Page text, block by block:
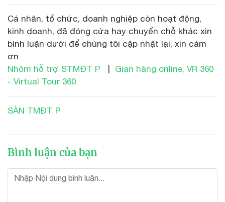
Cá nhân, tổ chức, doanh nghiệp còn hoạt động,
kinh doanh, đã đóng cửa hay chuyển chỗ khác xin
bình luận dưới để chúng tôi cập nhật lại, xin cám
ơn
Nhóm hỗ trợ STMĐT P
Gian hàng online, VR 360
- Virtual Tour 360
SÀN TMĐT P
Bình luận của bạn